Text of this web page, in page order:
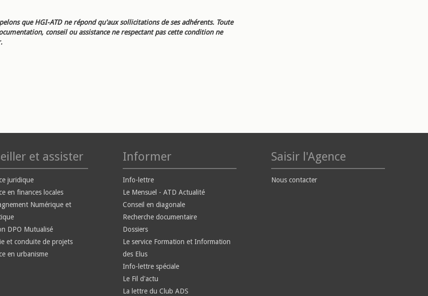
que HGI-ATD ne répond qu'aux sollicitations de ses adhérents. Toute
conseil ou assistance ne respectant pas cette condition ne
et assister
juridique
en finances locales
Numérique et
DPO Mutualisé
et conduite de projets
en urbanisme
Informer
Info-lettre
Le Mensuel - ATD Actualité
Conseil en diagonale
Recherche documentaire
Dossiers
Le service Formation et Information
des Elus
Info-lettre spéciale
Le Fil d'actu
La lettre du Club ADS
Saisir l'Agence
Nous contacter